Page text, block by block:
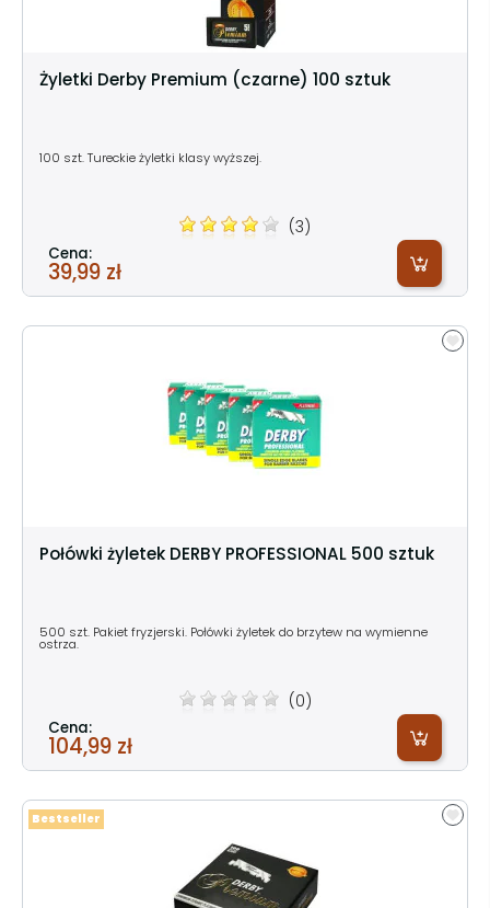
Żyletki Derby Premium (czarne) 100 sztuk
100 szt. Tureckie żyletki klasy wyższej.
(3)
Cena:
39,99 zł
Połówki żyletek DERBY PROFESSIONAL 500 sztuk
500 szt. Pakiet fryzjerski. Połówki żyletek do brzytew na wymienne
ostrza.
(0)
Cena:
104,99 zł
Bestseller